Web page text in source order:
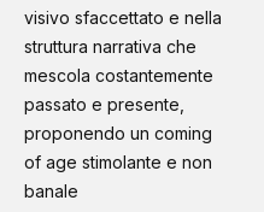
visivo sfaccettato e nella
struttura narrativa che
mescola costantemente
passato e presente,
proponendo un coming
of age stimolante e non
banale